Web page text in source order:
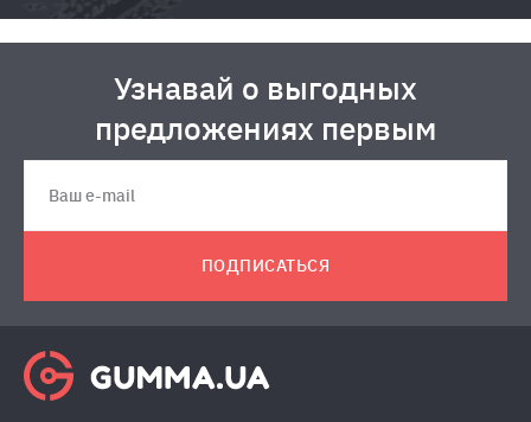
Узнавай о выгодных
предложениях первым
ПОДПИСАТЬСЯ